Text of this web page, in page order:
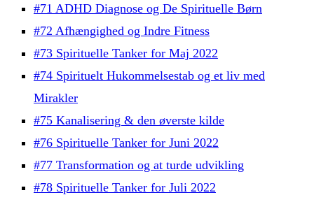
#71 ADHD Diagnose og De Spirituelle Børn
#72 Afhængighed og Indre Fitness
#73 Spirituelle Tanker for Maj 2022
#74 Spirituelt Hukommelsestab og et liv med
Mirakler
#75 Kanalisering & den øverste kilde
#76 Spirituelle Tanker for Juni 2022
#77 Transformation og at turde udvikling
#78 Spirituelle Tanker for Juli 2022